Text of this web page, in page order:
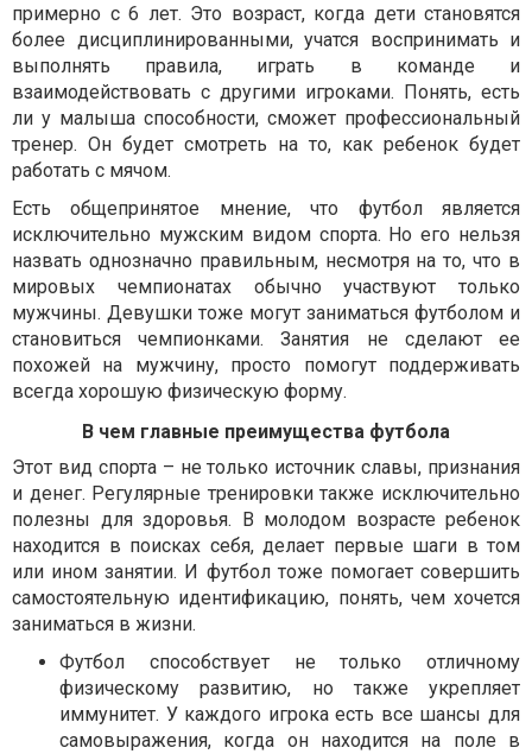
примерно с 6 лет. Это возраст, когда дети становятся
более дисциплинированными, учатся воспринимать и
выполнять правила, играть в команде и
взаимодействовать с другими игроками. Понять, есть
ли у малыша способности, сможет профессиональный
тренер. Он будет смотреть на то, как ребенок будет
работать с мячом.
Есть общепринятое мнение, что футбол является
исключительно мужским видом спорта. Но его нельзя
назвать однозначно правильным, несмотря на то, что в
мировых чемпионатах обычно участвуют только
мужчины. Девушки тоже могут заниматься футболом и
становиться чемпионками. Занятия не сделают ее
похожей на мужчину, просто помогут поддерживать
всегда хорошую физическую форму.
В чем главные преимущества футбола
Этот вид спорта – не только источник славы, признания
и денег. Регулярные тренировки также исключительно
полезны для здоровья. В молодом возрасте ребенок
находится в поисках себя, делает первые шаги в том
или ином занятии. И футбол тоже помогает совершить
самостоятельную идентификацию, понять, чем хочется
заниматься в жизни.
Футбол способствует не только отличному
физическому развитию, но также укрепляет
иммунитет. У каждого игрока есть все шансы для
самовыражения, когда он находится на поле в